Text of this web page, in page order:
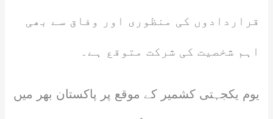
قراردادوں کی منظوری اور وفاق سے بھی
اہم شخصیت کی شرکت متوقع ہے۔
یوم یکجہتی کشمیر کے موقع پر پاکستان بھر میں